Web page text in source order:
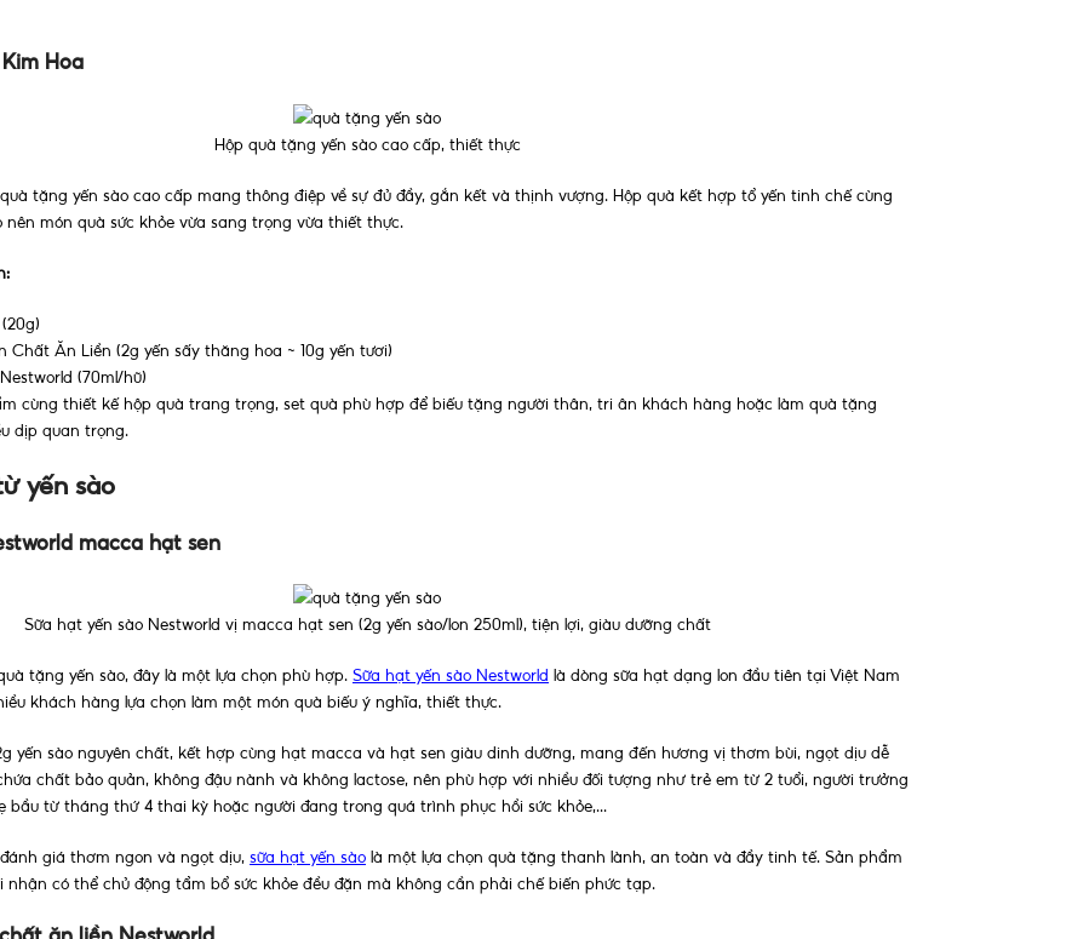
Hoa
Hộp quà tặng yến sào cao cấp, thiết thực
quà tặng yến sào cao cấp mang thông điệp về sự đủ đầy, gắn kết và thịnh vượng. Hộp quà kết hợp tổ yến tinh chế cùng
món quà sức khỏe vừa sang trọng vừa thiết thực.
Chất Ăn Liền (2g yến sấy thăng hoa ~ 10g yến tươi)
(70ml/hũ)
cùng thiết kế hộp quà trang trọng, set quà phù hợp để biếu tặng người thân, tri ân khách hàng hoặc làm quà tặng
dịp quan trọng.
yến sào
macca hạt sen
Sữa hạt yến sào Nestworld vị macca hạt sen (2g yến sào/lon 250ml), tiện lợi, giàu dưỡng chất
tặng yến sào, đây là một lựa chọn phù hợp. Sữa hạt yến sào Nestworld
là dòng sữa hạt dạng lon đầu tiên tại Việt Nam
khách hàng lựa chọn làm một món quà biếu ý nghĩa, thiết thực.
yến sào nguyên chất, kết hợp cùng hạt macca và hạt sen giàu dinh dưỡng, mang đến hương vị thơm bùi, ngọt dịu dễ
chất bảo quản, không đậu nành và không lactose, nên phù hợp với nhiều đối tượng như trẻ em từ 2 tuổi, người trưởng
bầu từ tháng thứ 4 thai kỳ hoặc người đang trong quá trình phục hồi sức khỏe,...
giá thơm ngon và ngọt dịu, sữa hạt yến sàolà một lựa chọn quà tặng thanh lành, an toàn và đầy tinh tế. Sản phẩm
nhận có thể chủ động tẩm bổ sức khỏe đều đặn mà không cần phải chế biến phức tạp.